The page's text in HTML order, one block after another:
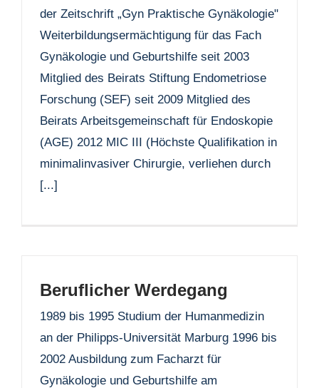
der Zeitschrift „Gyn Praktische Gynäkologie"
Weiterbildungsermächtigung für das Fach
Gynäkologie und Geburtshilfe seit 2003
Mitglied des Beirats Stiftung Endometriose
Forschung (SEF) seit 2009 Mitglied des
Beirats Arbeitsgemeinschaft für Endoskopie
(AGE) 2012 MIC III (Höchste Qualifikation in
minimalinvasiver Chirurgie, verliehen durch
[...]
Beruflicher Werdegang
1989 bis 1995 Studium der Humanmedizin
an der Philipps-Universität Marburg 1996 bis
2002 Ausbildung zum Facharzt für
Gynäkologie und Geburtshilfe am